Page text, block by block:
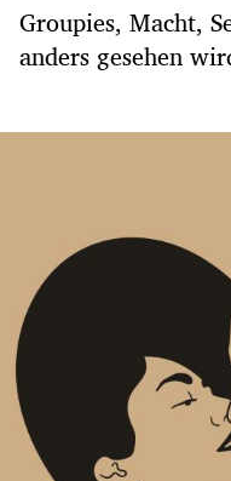
Groupies, Macht,
anders gesehen